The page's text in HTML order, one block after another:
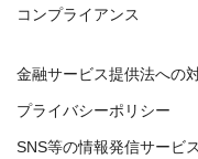
コンプライアンス
金融サービス提供法への
プライバシーポリシー
SNS等の情報発信サービ